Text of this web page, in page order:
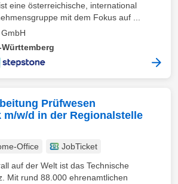
eine österreichische, international
mit dem Fokus auf ...
Prüfwesen
m/w/d in der Regionalstelle
Office
JobTicket
auf der Welt ist das Technische
Mit rund 88.000 ehrenamtlichen